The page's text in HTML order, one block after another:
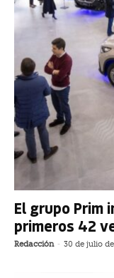
El grupo Prim
primeros 42
Redacción - 30 de julio